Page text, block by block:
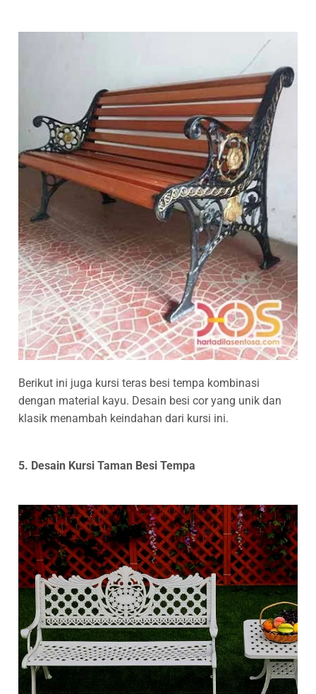
Berikut ini juga kursi teras besi tempa kombinasi
dengan material kayu. Desain besi cor yang unik dan
klasik menambah keindahan dari kursi ini.
5. Desain Kursi Taman Besi Tempa